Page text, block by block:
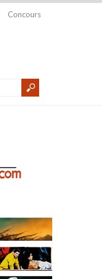
Concours